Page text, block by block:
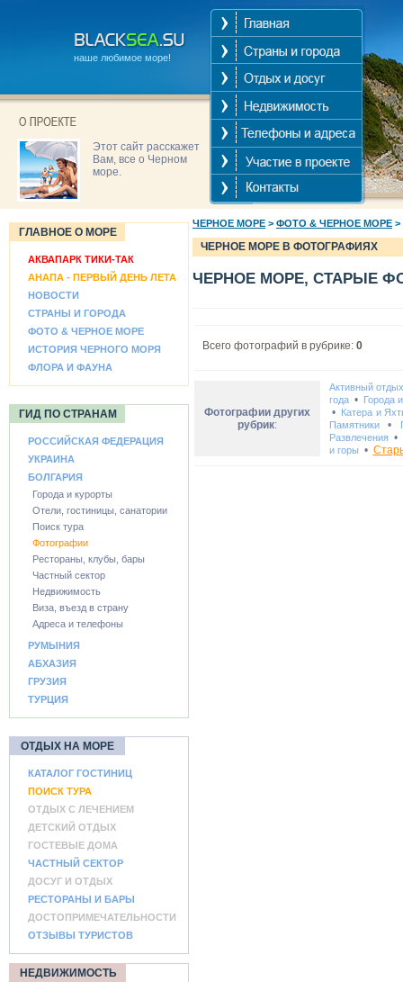
наше любимое море!
Этот сайт расскажет
Вам, все о Черном
море.
ГЛАВНОЕ О МОРЕ
АКВАПАРК ТИКИ-ТАК
АНАПА - ПЕРВЫЙ ДЕНЬ ЛЕТА
НОВОСТИ
СТРАНЫ И ГОРОДА
ФОТО & ЧЕРНОЕ МОРЕ
ИСТОРИЯ ЧЕРНОГО МОРЯ
ФЛОРА И ФАУНА
ГИД ПО СТРАНАМ
РОССИЙСКАЯ ФЕДЕРАЦИЯ
УКРАИНА
БОЛГАРИЯ
Города и курорты
Отели, гостиницы, санатории
Поиск тура
Фотографии
Рестораны, клубы, бары
Частный сектор
Недвижимость
Виза, въезд в страну
Адреса и телефоны
РУМЫНИЯ
АБХАЗИЯ
ГРУЗИЯ
ТУРЦИЯ
ОТДЫХ НА МОРЕ
КАТАЛОГ ГОСТИНИЦ
ПОИСК ТУРА
ОТДЫХ С ЛЕЧЕНИЕМ
ДЕТСКИЙ ОТДЫХ
ГОСТЕВЫЕ ДОМА
ЧАСТНЫЙ СЕКТОР
ДОСУГ И ОТДЫХ
РЕСТОРАНЫ И БАРЫ
ДОСТОПРИМЕЧАТЕЛЬНОСТИ
ОТЗЫВЫ ТУРИСТОВ
НЕДВИЖИМОСТЬ
ЧЕРНОЕ МОРЕ > ФОТО & ЧЕРНОЕ МОРЕ >
ЧЕРНОЕ МОРЕ В ФОТОГРАФИЯХ
ЧЕРНОЕ МОРЕ, СТАРЫЕ
Всего фотографий в рубрике: 0
Фотографии других
рубрик:
Активный отдых
года• Города
• Катера и
Памятники•
Развлечения•
и горы •